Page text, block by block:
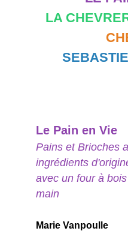
LA
Le Pain en Vie
Pains et Brioches
ingrédients
avec un four à
main
Marie Vanpoulle